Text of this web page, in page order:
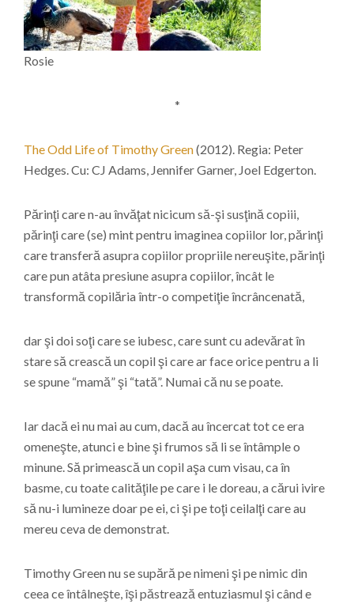
Rosie
*
The Odd Life of Timothy Green(2012). Regia: Peter
Hedges. Cu: CJ Adams, Jennifer Garner, Joel Edgerton.
Părinţi care n-au învăţat nicicum să-şi susţină copiii,
părinţi care (se) mint pentru imaginea copiilor lor, părinţi
care transferă asupra copiilor propriile nereuşite, părinţi
care pun atâta presiune asupra copiilor, încât le
transformă copilăria într-o competiţie încrâncenată,
dar şi doi soţi care se iubesc, care sunt cu adevărat în
stare să crească un copil şi care ar face orice pentru a li
se spune “mamă” şi “tată”. Numai că nu se poate.
Iar dacă ei nu mai au cum, dacă au încercat tot ce era
omeneşte, atunci e bine şi frumos să li se întâmple o
minune. Să primească un copil aşa cum visau, ca în
basme, cu toate calităţile pe care i le doreau, a cărui ivire
să nu-i lumineze doar pe ei, ci şi pe toţi ceilalţi care au
mereu ceva de demonstrat.
Timothy Green nu se supără pe nimeni şi pe nimic din
ceea ce întâlneşte, îşi păstrează entuziasmul şi când e